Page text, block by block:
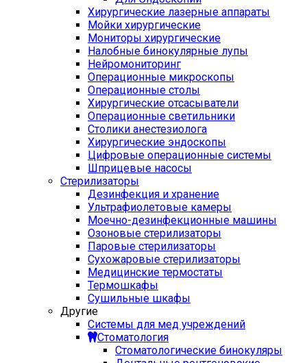
Хирургические лазерные аппараты
Мойки хирургические
Мониторы хирургические
Налобные бинокулярные лупы
Нейромониторинг
Операционные микроскопы
Операционные столы
Хирургические отсасыватели
Операционные светильники
Столики анестезиолога
Хирургические эндоскопы
Цифровые операционные системы
Шприцевые насосы
Стерилизаторы
Дезинфекция и хранение
Ультрафиолетовые камеры
Моечно-дезинфекционные машины
Озоновые стерилизаторы
Паровые стерилизаторы
Сухожаровые стерилизаторы
Медицинские термостаты
Термошкафы
Сушильные шкафы
Другие
Системы для мед учреждений
Стоматология
Стоматологические бинокуляры